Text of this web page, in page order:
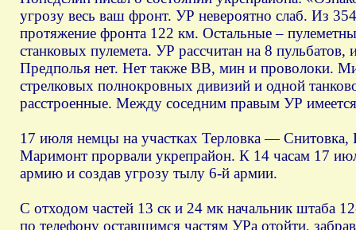
угрозу весь ваш фронт. УР невероятно слаб. Из
протяжение фронта 122 км. Остальные –
станковых пулемета. УР рассчитан на 8
Предполья нет. Нет также ВВ, мин и проволоки.
стрелковых полнокровных дивизий и одной
расстроенные. Между соседним правым УР
17 июля немцы на участках Терловка —
Маримонт прорвали укрепрайон. К 14 часам 17
армию и создав угрозу тылу 6-й армии.
С отходом частей 13 ск и 24 мк начальник штаба
по телефону оставшимся частям УРа отойти,